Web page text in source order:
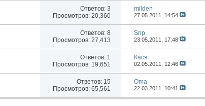
Ответов: 3
Просмотров: 20,360
milden
27.05.2011, 14:54
Ответов: 8
Просмотров: 27,413
Snp
23.05.2011, 17:48
Ответов: 1
Просмотров: 19,651
Кася
02.05.2011, 12:46
Ответов: 15
Просмотров: 65,561
Oma
22.03.2011, 10:41